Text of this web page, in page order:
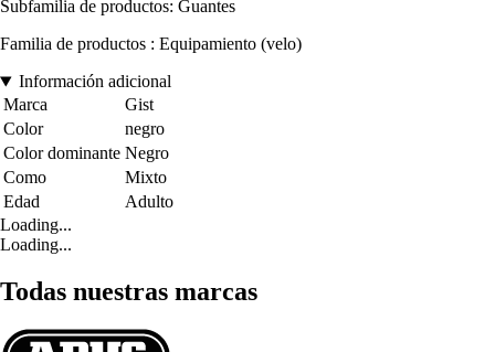
Subfamilia de productos: Guantes
Familia de productos : Equipamiento (velo)
Información adicional
Marca
Gist
Color
negro
Color dominante Negro
Como
Mixto
Edad
Adulto
Loading...
Loading...
Todas nuestras marcas